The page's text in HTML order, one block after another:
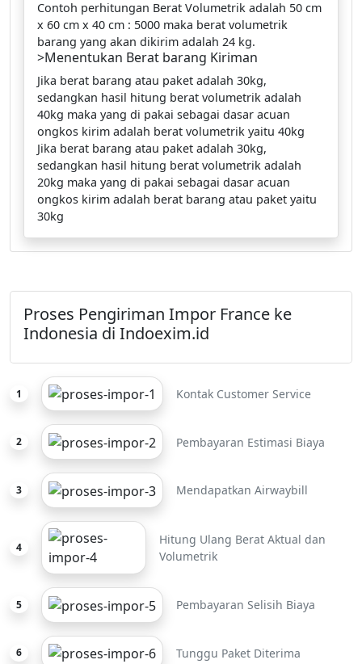
Contoh perhitungan Berat Volumetrik adalah 50 cm
x 60 cm x 40 cm : 5000 maka berat volumetrik
barang yang akan dikirim adalah 24 kg.
>Menentukan Berat barang Kiriman
Jika berat barang atau paket adalah 30kg,
sedangkan hasil hitung berat volumetrik adalah
40kg maka yang di pakai sebagai dasar acuan
ongkos kirim adalah berat volumetrik yaitu 40kg
Jika berat barang atau paket adalah 30kg,
sedangkan hasil hitung berat volumetrik adalah
20kg maka yang di pakai sebagai dasar acuan
ongkos kirim adalah berat barang atau paket yaitu
30kg
Proses Pengiriman Impor France ke
Indonesia di Indoexim.id
1 Kontak Customer Service
2 Pembayaran Estimasi Biaya
3 Mendapatkan Airwaybill
4
Hitung Ulang Berat Aktual dan
Volumetrik
5 Pembayaran Selisih Biaya
6 Tunggu Paket Diterima